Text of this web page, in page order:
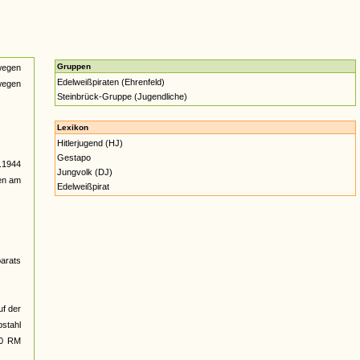
am
der
RM
Gruppen
Edelweißpiraten (Ehrenfeld)
Steinbrück-Gruppe (Jugendliche)
Lexikon
Hitlerjugend (HJ)
Gestapo
Jungvolk (DJ)
Edelweißpirat